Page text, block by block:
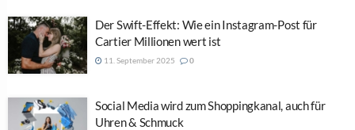
Der Swift-Effekt: Wie ein Instagram-Post für
Cartier Millionen wert ist
11. September 2025 0
Social Media wird zum Shoppingkanal, auch für
Uhren & Schmuck